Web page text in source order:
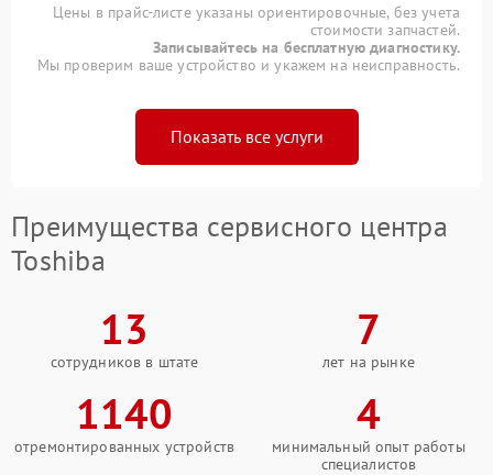
Цены в прайс-листе указаны ориентировочные, без учета
стоимости запчастей.
Записывайтесь на бесплатную диагностику.
Мы проверим ваше устройство и укажем на неисправность.
Показать все услуги
Преимущества сервисного центра
Toshiba
13
сотрудников в штате
7
лет на рынке
1140
отремонтированных устройств
4
минимальный опыт работы
специалистов